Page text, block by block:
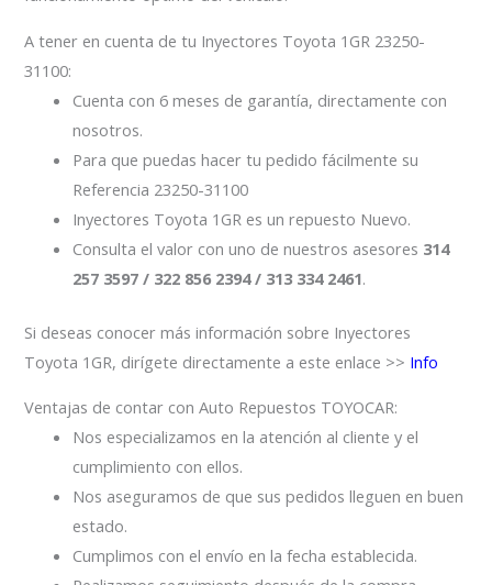
A tener en cuenta de tu Inyectores Toyota 1GR 23250-
31100:
Cuenta con 6 meses de garantía, directamente con
nosotros.
Para que puedas hacer tu pedido fácilmente su
Referencia 23250-31100
Inyectores Toyota 1GR es un repuesto Nuevo.
Consulta el valor con uno de nuestros asesores 314
257 3597 / 322 856 2394 / 313 334 2461.
Si deseas conocer más información sobre Inyectores
Toyota 1GR, dirígete directamente a este enlace >> Info
Ventajas de contar con Auto Repuestos TOYOCAR:
Nos especializamos en la atención al cliente y el
cumplimiento con ellos.
Nos aseguramos de que sus pedidos lleguen en buen
estado.
Cumplimos con el envío en la fecha establecida.